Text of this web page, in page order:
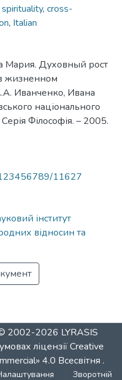
spirituality, cross-
, Italian
Мария. Духовный рост
жизненном
Иванченко, Ивана
національного
Філософія. – 2005.
123456789/11627
інститут
відносин та
2002-2026 LYRASIS
ліцензіїCreative
4.0 Всесвітня .
Зворотній